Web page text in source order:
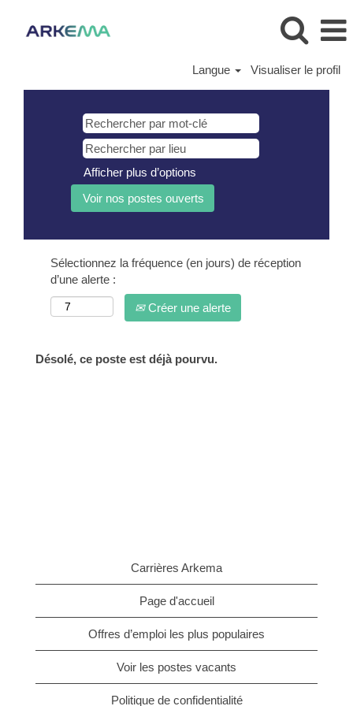
Langue Visualiser le profil
Afficher plus d’options
Sélectionnez la fréquence (en jours) de réception
d’une alerte :
Créer une alerte
Désolé, ce poste est déjà pourvu.
Carrières Arkema
Page d'accueil
Offres d’emploi les plus populaires
Voir les postes vacants
Politique de confidentialité